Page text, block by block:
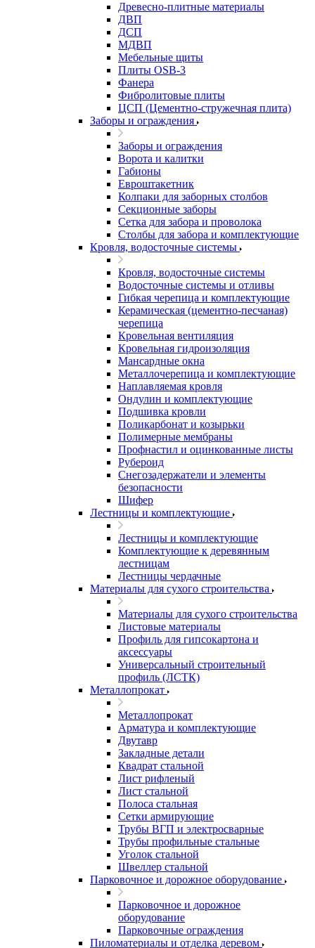
Древесно-плитные материалы
ДВП
ДСП
МДВП
Мебельные щиты
Плиты OSB-3
Фанера
Фибролитовые плиты
ЦСП (Цементно-стружечная плита)
Заборы и ограждения
Заборы и ограждения
Ворота и калитки
Габионы
Евроштакетник
Колпаки для заборных столбов
Секционные заборы
Сетка для забора и проволока
Столбы для забора и комплектующие
Кровля, водосточные системы
Кровля, водосточные системы
Водосточные системы и отливы
Гибкая черепица и комплектующие
Керамическая (цементно-песчаная)
черепица
Кровельная вентиляция
Кровельная гидроизоляция
Мансардные окна
Металлочерепица и комплектующие
Наплавляемая кровля
Ондулин и комплектующие
Подшивка кровли
Поликарбонат и козырьки
Полимерные мембраны
Профнастил и оцинкованные листы
Рубероид
Снегозадержатели и элементы
безопасности
Шифер
Лестницы и комплектующие
Лестницы и комплектующие
Комплектующие к деревянным
лестницам
Лестницы чердачные
Материалы для сухого строительства
Материалы для сухого строительства
Листовые материалы
Профиль для гипсокартона и
аксессуары
Универсальный строительный
профиль (ЛСТК)
Металлопрокат
Металлопрокат
Арматура и комплектующие
Двутавр
Закладные детали
Квадрат стальной
Лист рифленый
Лист стальной
Полоса стальная
Сетки армирующие
Трубы ВГП и электросварные
Трубы профильные стальные
Уголок стальной
Швеллер стальной
Парковочное и дорожное оборудование
Парковочное и дорожное
оборудование
Парковочные ограждения
Пиломатериалы и отделка деревом